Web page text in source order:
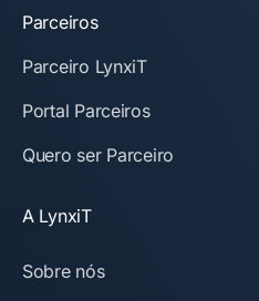
Parceiros
Parceiro LynxiT
Portal Parceiros
Quero ser Parceiro
A LynxiT
Sobre nós